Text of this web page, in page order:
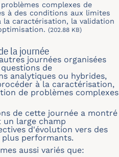
complexes de
à des conditions aux limites
la caractérisation, la validation
(202.88 KB)
la journée
journées organisées
de
analytiques ou hybrides,
à la caractérisation,
de problèmes complexes
de cette journée a montré
un large champ
d'évolution vers des
performants.
aussi variés que: